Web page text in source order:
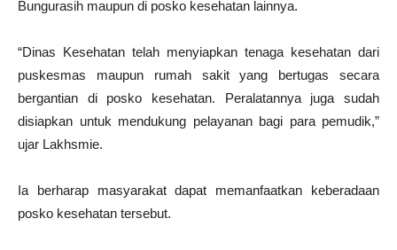
Bungurasih maupun di posko kesehatan lainnya.
“Dinas Kesehatan telah menyiapkan tenaga kesehatan dari
puskesmas maupun rumah sakit yang bertugas secara
bergantian di posko kesehatan. Peralatannya juga sudah
disiapkan untuk mendukung pelayanan bagi para pemudik,”
ujar Lakhsmie.
Ia berharap masyarakat dapat memanfaatkan keberadaan
posko kesehatan tersebut.